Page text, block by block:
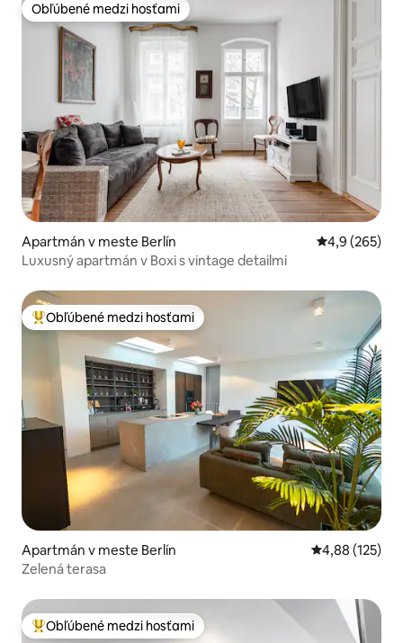
Obľúbené medzi hosťami
Obľúbené medzi hosťami
Apartmán v meste Berlín Priemerné
4,9 (265)
Luxusný apartmán v Boxi s vintage detailmi
Najobľúbenejšie medzi hosťami
Obľúbené medzi hosťami
Apartmán v meste Berlín Priemerné
4,88 (125)
Zelená terasa
Najobľúbenejšie medzi hosťami
Obľúbené medzi hosťami